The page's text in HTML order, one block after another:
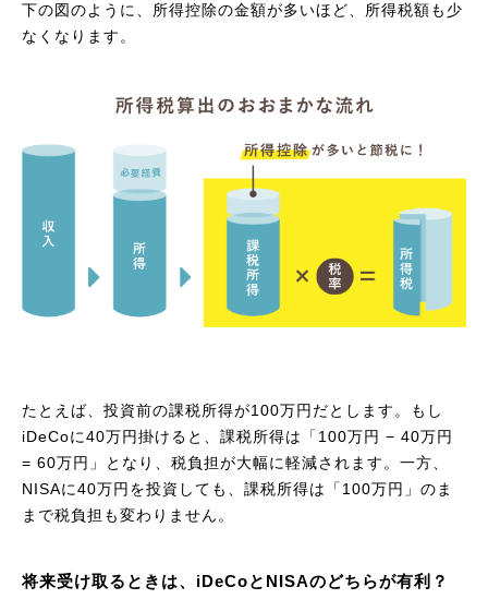
下の図のように、所得控除の金額が多いほど、所得税額も少
なくなります。
たとえば、投資前の課税所得が100万円だとします。もし
iDeCoに40万円掛けると、課税所得は「100万円 − 40万円
= 60万円」となり、税負担が大幅に軽減されます。一方、
NISAに40万円を投資しても、課税所得は「100万円」のま
まで税負担も変わりません。
将来受け取るときは、iDeCoとNISAのどちらが有利？